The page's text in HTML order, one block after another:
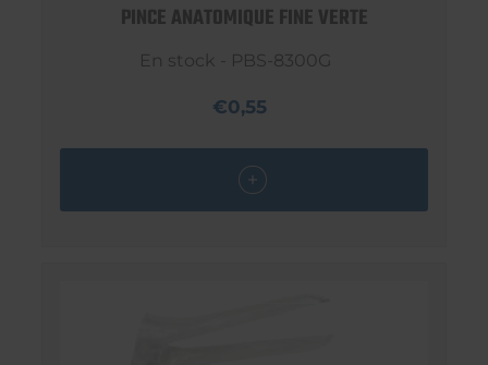
PINCE ANATOMIQUE FINE VERTE
En stock - PBS-8300G
€0,55